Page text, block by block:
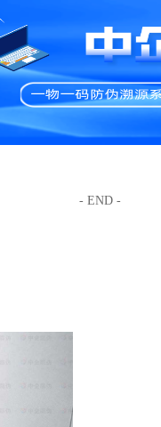
- END -